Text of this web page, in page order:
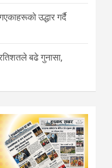
उद्धार गर्दै
बढे गुनासा,